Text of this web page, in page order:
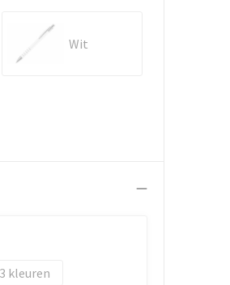
Wit
3